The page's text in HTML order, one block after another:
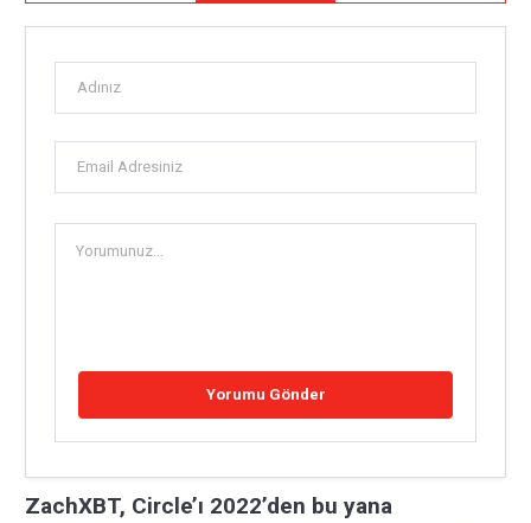
ZachXBT, Circle’ı 2022’den bu yana